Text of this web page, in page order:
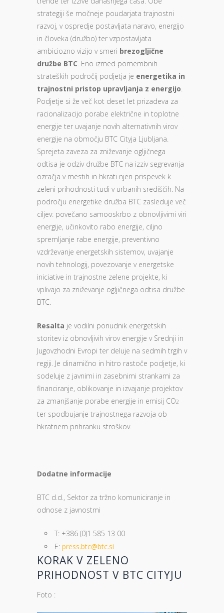
strategiji še močneje poudarjata trajnostni
razvoj, v ospredje postavljata naravo, energijo
in človeka (družbo) ter vzpostavljata
ambiciozno vizijo v smeri brezogljične
družbe BTC. Eno izmed pomembnih
strateških področij podjetja je energetika in
trajnostni pristop upravljanja z energijo.
Podjetje si že več kot deset let prizadeva za
racionalizacijo porabe električne in toplotne
energije ter uvajanje novih alternativnih virov
energije na območju BTC Cityja Ljubljana.
Sprejeta zaveza za zniževanje ogljičnega
odtisa je odziv družbe BTC na izziv segrevanja
ozračja v mestih in hkrati njen prispevek k
zeleni prihodnosti tudi v urbanih središčih. Na
področju energetike družba BTC zasleduje več
ciljev: povečano samooskrbo z obnovljivimi viri
energije, učinkovito rabo energije, ciljno
spremljanje rabe energije, preventivno
vzdrževanje energetskih sistemov, uvajanje
novih tehnologij, povezovanje v energetske
iniciative in trajnostne zelene projekte, ki
vplivajo za zniževanje ogljičnega odtisa družbe
BTC.
Resalta je vodilni ponudnik energetskih
storitev iz obnovljivih virov energije v Srednji in
Jugovzhodni Evropi ter deluje na sedmih trgih v
regiji. Je dinamično in hitro rastoče podjetje, ki
sodeluje z javnimi in zasebnimi strankami za
financiranje, oblikovanje in izvajanje projektov
za zmanjšanje porabe energije in emisij CO2
ter spodbujanje trajnostnega razvoja ob
hkratnem prihranku stroškov.
Dodatne informacije
BTC d.d., Sektor za tržno komuniciranje in
odnose z javnostmi
T: +386 (0)1 585 13 00
E: press.btc@btc.si
KORAK V ZELENO
PRIHODNOST V BTC CITYJU
Foto :